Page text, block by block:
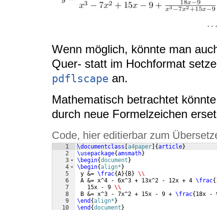
Wenn möglich, könnte man
Quer- statt im Hochformat
pdflscape an.
Mathematisch betrachtet
durch neue Formelzeichen
Code, hier editierbar zum
1
2
3
4
5
6
7
8
9
10
\documentclass a4paper {article}
\usepackage{amsmath}
\begin{document }
\begin{align* }
y &= \frac{A}{ B} \\
A &= x^4 - 6x^3 + 13x^2 - 12x + 4 \frac{
   15x - 9
\\
B &= x^3 - 7x^2 + 15x - 9 + \frac{ 18x -
\end {align* }
\end {document }